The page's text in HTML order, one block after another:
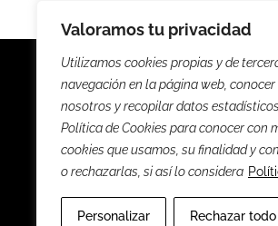
Valoramos tu privacidad
Utilizamos cookies propias y de
navegación en la página web,
nosotros y recopilar datos
Política de Cookies para conocer con
cookies que usamos, su finalidad y
o rechazarlas, si así lo considera
Personalizar Rechazar todo